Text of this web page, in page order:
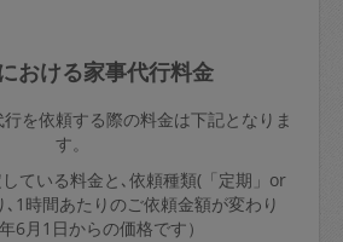
おける家事代行料金
を依頼する際の料金は下記となりま
す。
ている料金と､依頼種類(「定期」or
､1時間あたりのご依頼金額が変わり
6月1日からの価格です）